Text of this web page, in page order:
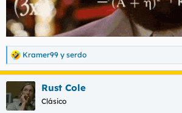
R
e
a
c
i
Kramer99 y serdo
Rust Cole
Clásico